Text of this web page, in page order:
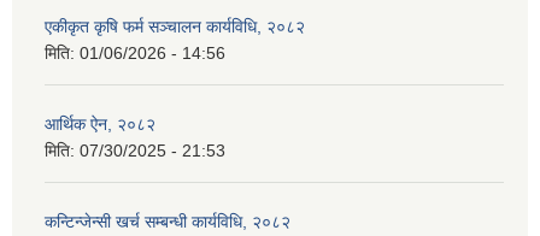
एकीकृत कृषि फर्म सञ्चालन कार्यविधि, २०८२
मिति: 01/06/2026 - 14:56
आर्थिक ऐन, २०८२
मिति: 07/30/2025 - 21:53
कन्टिन्जेन्सी खर्च सम्बन्धी कार्यविधि, २०८२